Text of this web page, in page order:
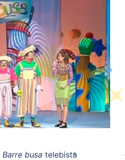
Barre busa telebista